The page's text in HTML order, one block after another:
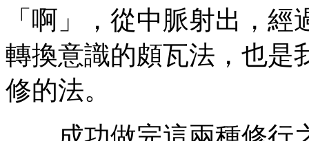
「啊」，從中脈射出，
轉換意識的頗瓦法，也是
修的法。